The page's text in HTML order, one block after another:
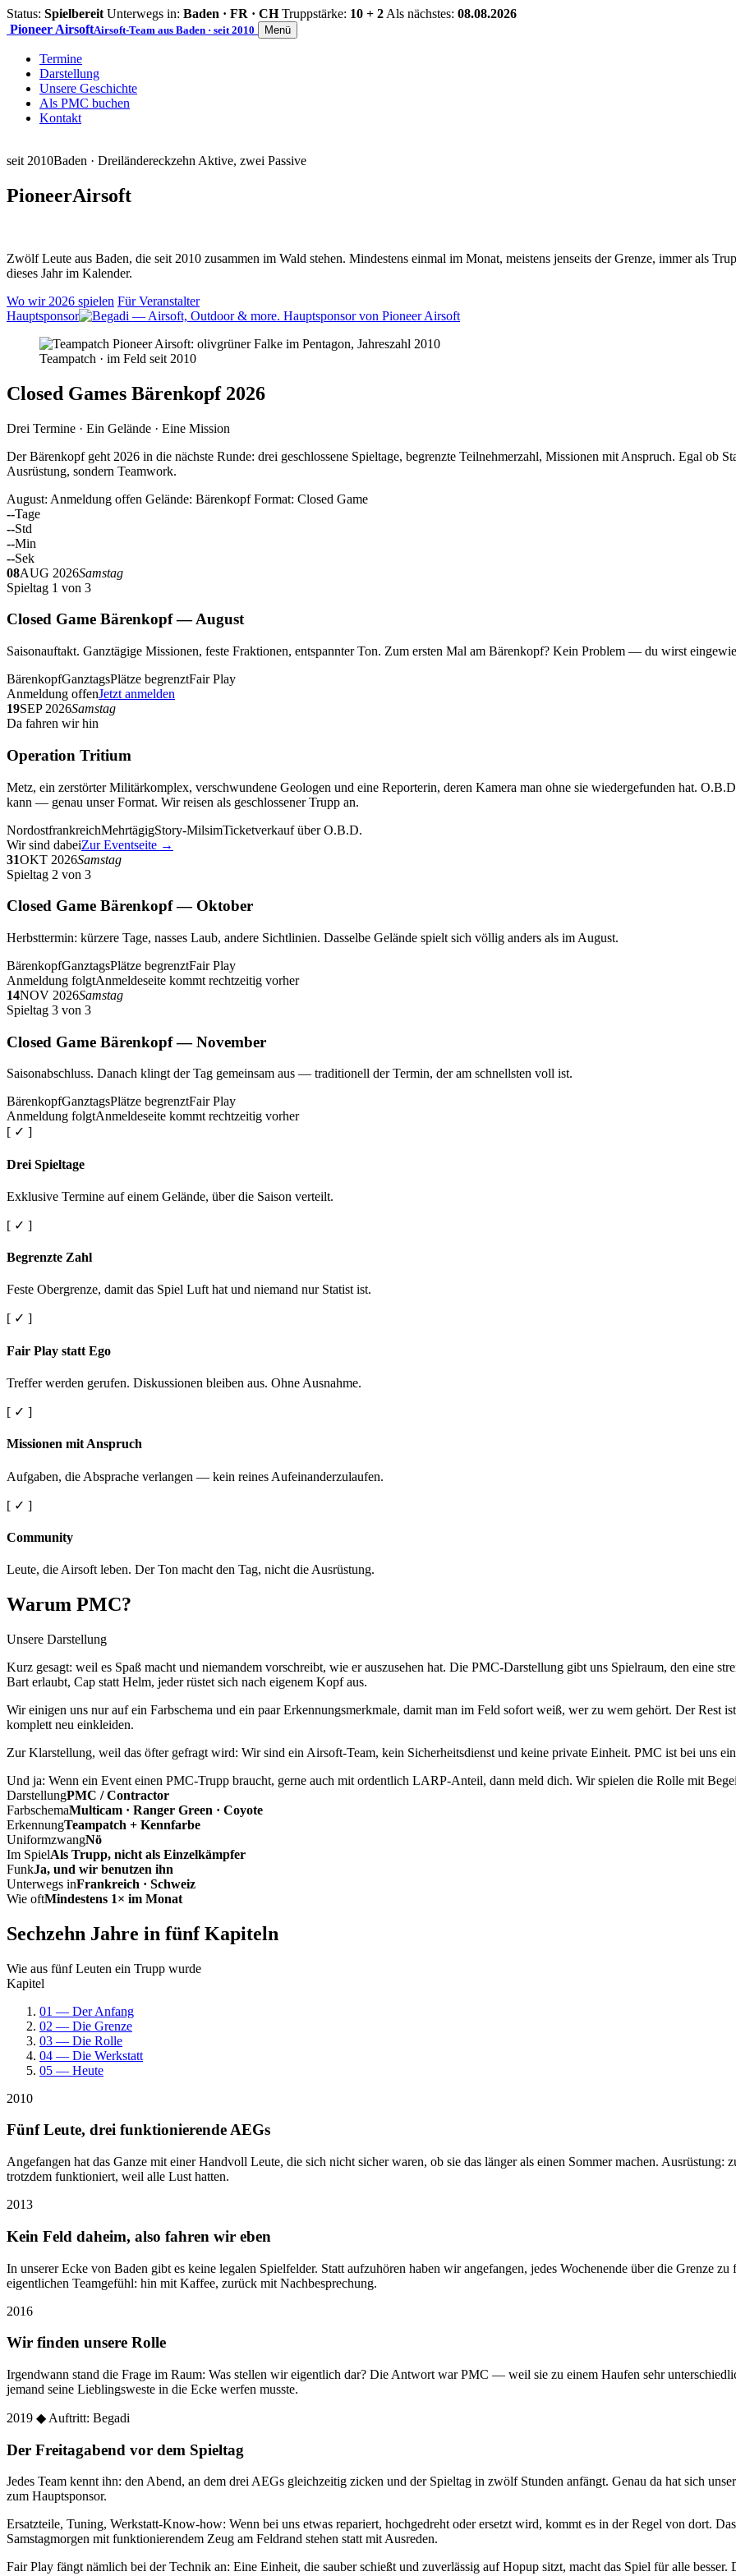
Status: Spielbereit Unterwegs in: Baden · FR · CH Truppstärke: 10 + 2 Als nächstes: 08.08.2026
Pioneer AirsoftAirsoft-Team aus Baden · seit 2010 Menü
Termine
Darstellung
Unsere Geschichte
Als PMC buchen
Kontakt
seit 2010Baden · Dreiländereckzehn Aktive, zwei Passive
PioneerAirsoft
Zwölf Leute aus Baden, die seit 2010 zusammen im Wald stehen. Mindestens einmal im Monat, meistens jenseits der Grenze, immer als
dieses Jahr im Kalender.
Wo wir 2026 spielen Für Veranstalter
Hauptsponsor
Teampatch · im Feld seit 2010
Closed Games Bärenkopf 2026
Drei Termine · Ein Gelände · Eine Mission
Der Bärenkopf geht 2026 in die nächste Runde: drei geschlossene Spieltage, begrenzte Teilnehmerzahl, Missionen mit Anspruch. Egal ob
Ausrüstung, sondern Teamwork.
August: Anmeldung offen Gelände: Bärenkopf Format: Closed Game
--Tage
--Std
--Min
--Sek
08AUG 2026Samstag
Spieltag 1 von 3
Closed Game Bärenkopf — August
Saisonauftakt. Ganztägige Missionen, feste Fraktionen, entspannter Ton. Zum ersten Mal am Bärenkopf? Kein Problem — du wirst
BärenkopfGanztagsPlätze begrenztFair Play
Anmeldung offenJetzt anmelden
19SEP 2026Samstag
Da fahren wir hin
Operation Tritium
Metz, ein zerstörter Militärkomplex, verschwundene Geologen und eine Reporterin, deren Kamera man ohne sie wiedergefunden hat.
kann — genau unser Format. Wir reisen als geschlossener Trupp an.
NordostfrankreichMehrtägigStory-MilsimTicketverkauf über O.B.D.
Wir sind dabeiZur Eventseite →
31OKT 2026Samstag
Spieltag 2 von 3
Closed Game Bärenkopf — Oktober
Herbsttermin: kürzere Tage, nasses Laub, andere Sichtlinien. Dasselbe Gelände spielt sich völlig anders als im August.
BärenkopfGanztagsPlätze begrenztFair Play
Anmeldung folgtAnmeldeseite kommt rechtzeitig vorher
14NOV 2026Samstag
Spieltag 3 von 3
Closed Game Bärenkopf — November
Saisonabschluss. Danach klingt der Tag gemeinsam aus — traditionell der Termin, der am schnellsten voll ist.
BärenkopfGanztagsPlätze begrenztFair Play
Anmeldung folgtAnmeldeseite kommt rechtzeitig vorher
[ ✓ ]
Drei Spieltage
Exklusive Termine auf einem Gelände, über die Saison verteilt.
[ ✓ ]
Begrenzte Zahl
Feste Obergrenze, damit das Spiel Luft hat und niemand nur Statist ist.
[ ✓ ]
Fair Play statt Ego
Treffer werden gerufen. Diskussionen bleiben aus. Ohne Ausnahme.
[ ✓ ]
Missionen mit Anspruch
Aufgaben, die Absprache verlangen — kein reines Aufeinanderzulaufen.
[ ✓ ]
Community
Leute, die Airsoft leben. Der Ton macht den Tag, nicht die Ausrüstung.
Warum PMC?
Unsere Darstellung
Kurz gesagt: weil es Spaß macht und niemandem vorschreibt, wie er auszusehen hat. Die PMC-Darstellung gibt uns Spielraum, den eine
Bart erlaubt, Cap statt Helm, jeder rüstet sich nach eigenem Kopf aus.
Wir einigen uns nur auf ein Farbschema und ein paar Erkennungsmerkmale, damit man im Feld sofort weiß, wer zu wem gehört. Der Rest
komplett neu einkleiden.
Zur Klarstellung, weil das öfter gefragt wird: Wir sind ein Airsoft-Team, kein Sicherheitsdienst und keine private Einheit. PMC ist bei uns
Und ja: Wenn ein Event einen PMC-Trupp braucht, gerne auch mit ordentlich LARP-Anteil, dann meld dich. Wir spielen die Rolle mit
DarstellungPMC / Contractor
FarbschemaMulticam · Ranger Green · Coyote
ErkennungTeampatch + Kennfarbe
UniformzwangNö
Im SpielAls Trupp, nicht als Einzelkämpfer
FunkJa, und wir benutzen ihn
Unterwegs inFrankreich · Schweiz
Wie oftMindestens 1× im Monat
Sechzehn Jahre in fünf Kapiteln
Wie aus fünf Leuten ein Trupp wurde
Kapitel
01 — Der Anfang
02 — Die Grenze
03 — Die Rolle
04 — Die Werkstatt
05 — Heute
2010
Fünf Leute, drei funktionierende AEGs
Angefangen hat das Ganze mit einer Handvoll Leute, die sich nicht sicher waren, ob sie das länger als einen Sommer machen. Ausrüstung:
trotzdem funktioniert, weil alle Lust hatten.
2013
Kein Feld daheim, also fahren wir eben
In unserer Ecke von Baden gibt es keine legalen Spielfelder. Statt aufzuhören haben wir angefangen, jedes Wochenende über die Grenze
eigentlichen Teamgefühl: hin mit Kaffee, zurück mit Nachbesprechung.
2016
Wir finden unsere Rolle
Irgendwann stand die Frage im Raum: Was stellen wir eigentlich dar? Die Antwort war PMC — weil sie zu einem Haufen sehr
jemand seine Lieblingsweste in die Ecke werfen musste.
2019 ◆ Auftritt: Begadi
Der Freitagabend vor dem Spieltag
Jedes Team kennt ihn: den Abend, an dem drei AEGs gleichzeitig zicken und der Spieltag in zwölf Stunden anfängt. Genau da hat sich
zum Hauptsponsor.
Ersatzteile, Tuning, Werkstatt-Know-how: Wenn bei uns etwas repariert, hochgedreht oder ersetzt wird, kommt es in der Regel von dort.
Samstagmorgen mit funktionierendem Zeug am Feldrand stehen statt mit Ausreden.
Fair Play fängt nämlich bei der Technik an: Eine Einheit, die sauber schießt und zuverlässig auf Hopup sitzt, macht das Spiel für alle